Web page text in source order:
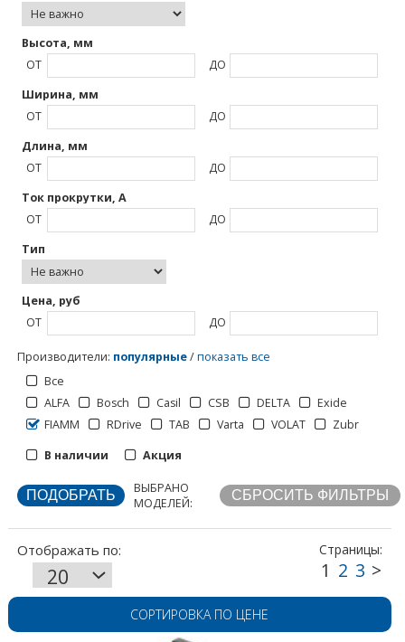
Высота, мм
ОТ
ДО
Ширина, мм
ОТ
ДО
Длина, мм
ОТ
ДО
Ток прокрутки, А
ОТ
ДО
Тип
Цена, руб
ОТ
ДО
Производители: популярные/показать все
Все
ALFA
Bosch Casil CSB DELTA
Exide
FIAMM
RDrive TAB Varta VOLAT
Zubr
В наличии
Акция
ВЫБРАНО
МОДЕЛЕЙ:
Отображать по:
СОРТИРОВКА ПО ЦЕНЕ